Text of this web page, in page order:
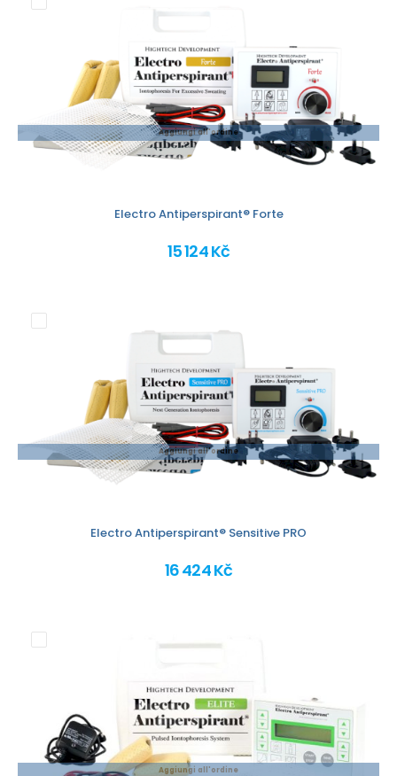
Aggiungi all'ordine
Electro Antiperspirant® Forte
15 124 Kč
Aggiungi all'ordine
Electro Antiperspirant® Sensitive PRO
16 424 Kč
Aggiungi all'ordine